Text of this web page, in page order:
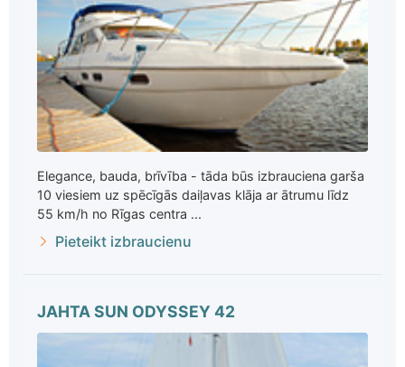
Elegance, bauda, brīvība - tāda būs izbrauciena garša
10 viesiem uz spēcīgās daiļavas klāja ar ātrumu līdz
55 km/h no Rīgas centra ...
Pieteikt izbraucienu
JAHTA SUN ODYSSEY 42